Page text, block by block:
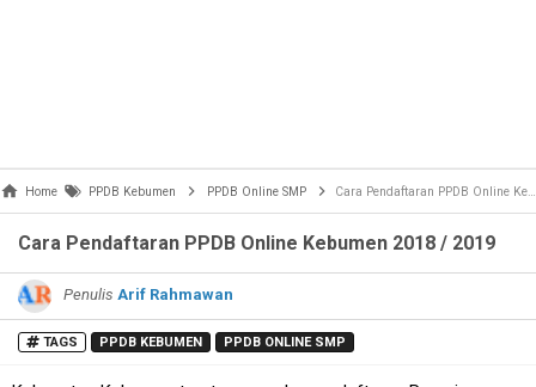
Home PPDB Kebumen PPDB Online SMP Cara Pendaftaran PPDB Online Kebumen 2018 / 2019
Cara Pendaftaran PPDB Online Kebumen 2018 / 2019
Penulis Arif Rahmawan
TAGS PPDB KEBUMEN PPDB ONLINE SMP